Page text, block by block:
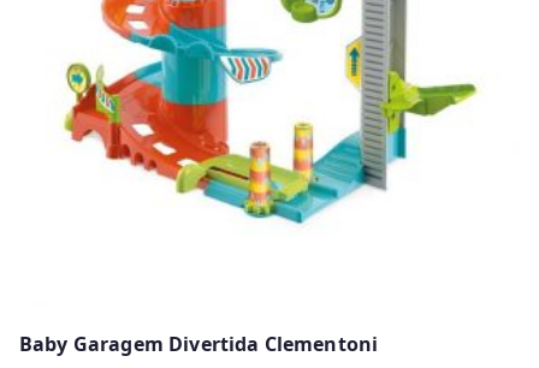
Baby Garagem Divertida Clementoni